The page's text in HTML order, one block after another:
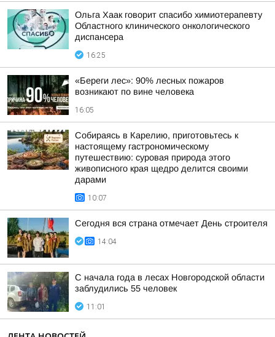
Ольга Хаак говорит спасибо химиотерапевту
Областного клинического онкологического
диспансера
16:25
«Береги лес»: 90% лесных пожаров
возникают по вине человека
16:05
Собираясь в Карелию, приготовьтесь к
настоящему гастрономическому
путешествию: суровая природа этого
живописного края щедро делится своими
дарами
10:07
Сегодня вся страна отмечает День строителя
14:04
С начала года в лесах Новгородской области
заблудились 55 человек
11:01